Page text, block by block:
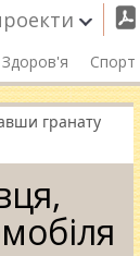
Здоров'я Спорт
гранату